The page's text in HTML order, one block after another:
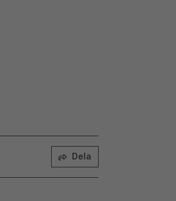
Dela